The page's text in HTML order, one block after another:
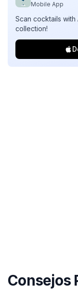
Mobile App
Scan cocktails
collection!
Consejos